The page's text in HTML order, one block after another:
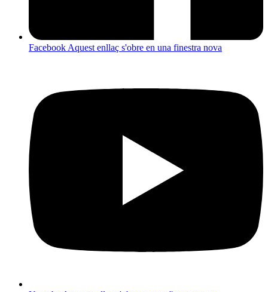
Facebook Aquest enllaç s'obre en una finestra nova